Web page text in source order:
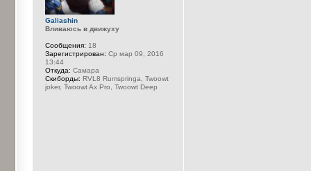
Galiashin
Вливаюсь в движуху
Сообщения: 18
Зарегистрирован: Ср мар 09, 2016
13:44
Откуда: Самара
Cкиборды: RVL8 Rumspringa, Twoowt
joker, Twoowt Ax Pro, Twoowt Deep